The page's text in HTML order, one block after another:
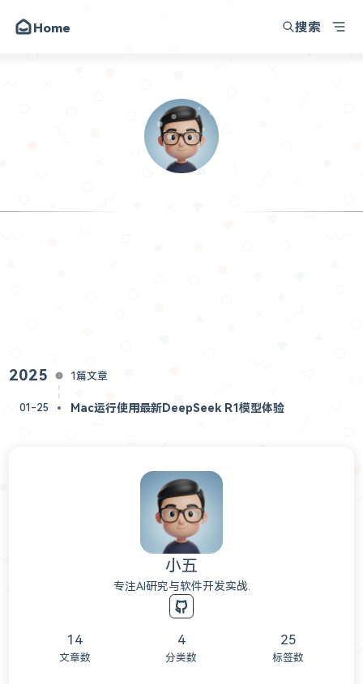
Home 搜索
2025 1篇文章
01-25 Mac运行使用最新DeepSeek R1模型体验
小五
专注AI研究与软件开发实战.
14
文章数
4
分类数
25
标签数